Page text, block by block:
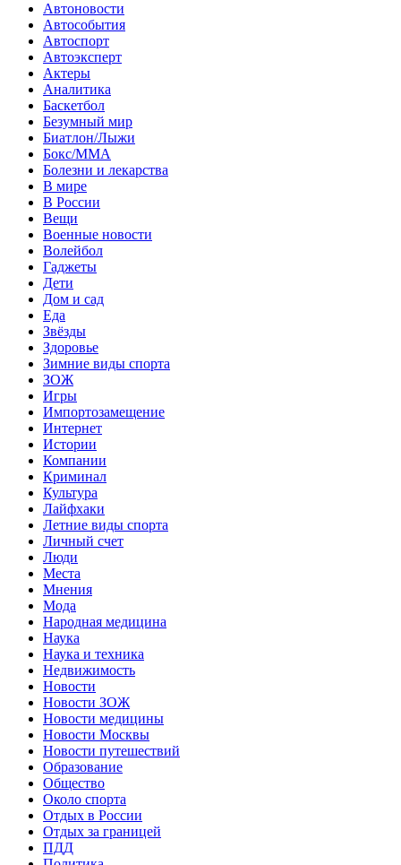
Автоновости
Автособытия
Автоспорт
Автоэксперт
Актеры
Аналитика
Баскетбол
Безумный мир
Биатлон/Лыжи
Бокс/MMA
Болезни и лекарства
В мире
В России
Вещи
Военные новости
Волейбол
Гаджеты
Дети
Дом и сад
Еда
Звёзды
Здоровье
Зимние виды спорта
ЗОЖ
Игры
Импортозамещение
Интернет
Истории
Компании
Криминал
Культура
Лайфхаки
Летние виды спорта
Личный счет
Люди
Места
Мнения
Мода
Народная медицина
Наука
Наука и техника
Недвижимость
Новости
Новости ЗОЖ
Новости медицины
Новости Москвы
Новости путешествий
Образование
Общество
Около спорта
Отдых в России
Отдых за границей
ПДД